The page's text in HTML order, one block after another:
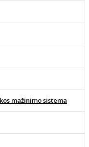
mažinimo sistema